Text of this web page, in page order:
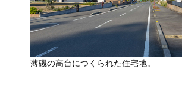
薄磯の高台につくられた住宅地。